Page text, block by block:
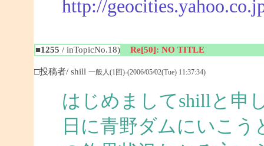
http://
■1255 / inTopicNo.18) Re[50]: NO TITLE
□投稿者/ shill 一般人(1回)-(2006/05/02(Tue) 11:37:34)
はじめましてshillと申
日に青野ダムにいこ